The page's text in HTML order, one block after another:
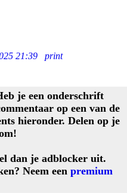
21:39
print
je een onderschrift
op een van de
hieronder. Delen op je
dan je adblocker uit.
Neem een premium